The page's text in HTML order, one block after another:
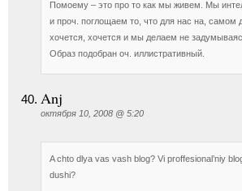
Помоему – это про то как мы живем. Мы
и проч. поглощаем то, что для нас на, самом
хочется, хочется и мы делаем не
Образ подобран оч. иллистративный.
Anj
октября 10, 2008 @ 5:20
A chto dlya vas vash blog? Vi proffesional’niy
dushi?